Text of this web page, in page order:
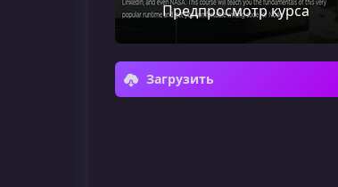
Предпросмотр курса
Загрузить